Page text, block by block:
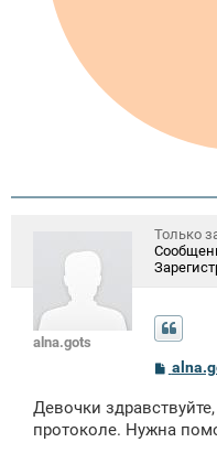
alna.gots
Только
С
б
щ
Девочки
протоколе. Нужна